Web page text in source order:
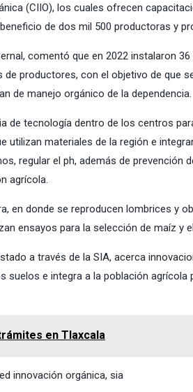
(CIIO), los cuales ofrecen
de dos mil 500 productoras y
comentó que en 2022 instalaron
productores, con el objetivo de que
de manejo orgánico de la dependencia.
de tecnología dentro de los centros
utilizan materiales de la región e
regular el ph, además de prevención
agrícola.
en donde se reproducen lombrices y
ensayos para la selección de maíz y
a través de la SIA, acerca
suelos e integra a la población
en Tlaxcala
innovación orgánica, sia